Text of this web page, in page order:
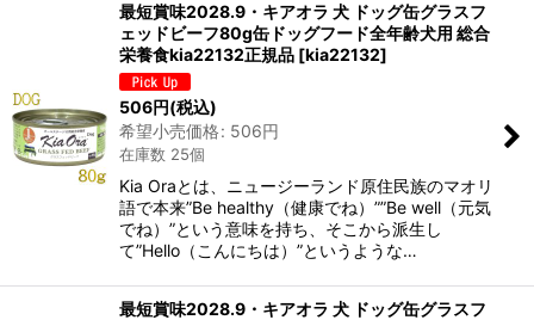
最短賞味2028.9・キアオラ 犬 ドッグ缶グラスフ
ェッドビーフ80g缶ドッグフード全年齢犬用 総合
栄養食kia22132正規品 [kia22132]
506円(税込)
希望小売価格: 506円
在庫数 25個
Kia Oraとは、ニュージーランド原住民族のマオリ
語で本来”Be healthy（健康でね）””Be well（元気
でね）”という意味を持ち、そこから派生し
て”Hello（こんにちは）”というような…
最短賞味2028.9・キアオラ 犬 ドッグ缶グラスフ